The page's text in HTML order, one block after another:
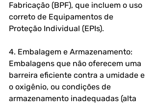
Fabricação (BPF), que incluem o uso
correto de Equipamentos de
Proteção Individual (EPIs).
4. Embalagem e Armazenamento:
Embalagens que não oferecem uma
barreira eficiente contra a umidade e
o oxigênio, ou condições de
armazenamento inadequadas (alta